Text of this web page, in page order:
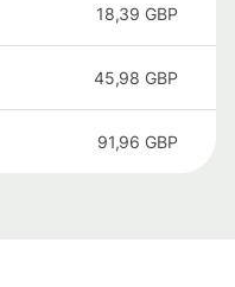
18,39 GBP
45,98 GBP
91,96 GBP